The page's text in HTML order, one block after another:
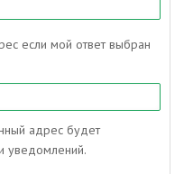
если мой ответ выбран
адрес будет
уведомлений.